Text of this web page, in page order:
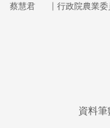
蔡慧君 ｜ 行政院農業
資料筆